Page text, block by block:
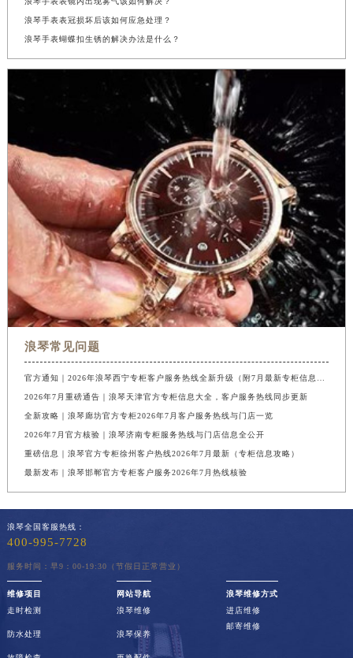
浪琴手表表冠损坏后该如何应急处理？
浪琴手表蝴蝶扣生锈的解决办法是什么？
浪琴常见问题
官方通知｜2026年浪琴西宁专柜客户服务热线全新升级（附7月最新专柜信息汇总）
2026年7月重磅通告｜浪琴天津官方专柜信息大全，客户服务热线同步更新
全新攻略｜浪琴廊坊官方专柜2026年7月客户服务热线与门店一览
2026年7月官方核验｜浪琴济南专柜服务热线与门店信息全公开
重磅信息｜浪琴官方专柜徐州客户热线2026年7月最新（专柜信息攻略）
最新发布｜浪琴邯郸官方专柜客户服务2026年7月热线核验
浪琴全国客服热线：
400-995-7728
服务时间：早9：00-19:30（节假日正常营业）
维修项目
走时检测
防水处理
网站导航
浪琴维修
浪琴保养
浪琴维修方式
进店维修
邮寄维修